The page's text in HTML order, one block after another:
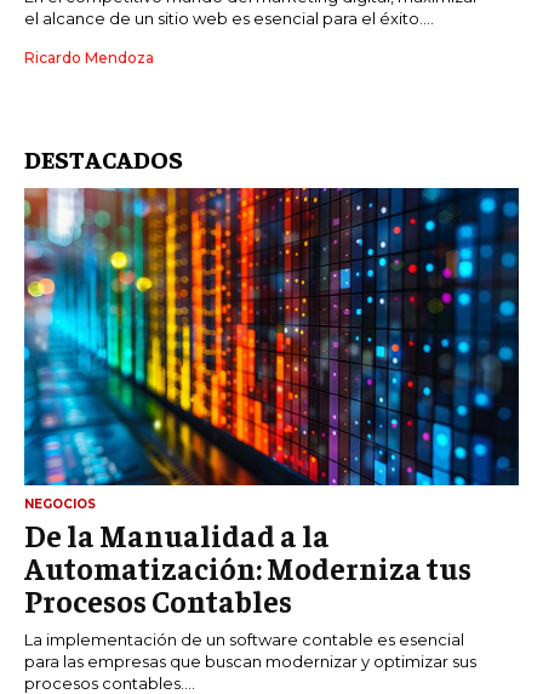
el alcance de un sitio web es esencial para el éxito....
Ricardo Mendoza
DESTACADOS
NEGOCIOS
De la Manualidad a la
Automatización: Moderniza tus
Procesos Contables
La implementación de un software contable es esencial
para las empresas que buscan modernizar y optimizar sus
procesos contables....